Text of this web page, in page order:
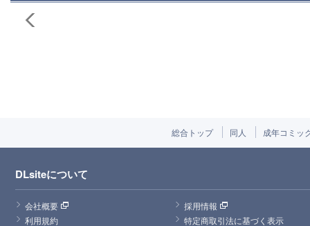
総合トップ 同人 成年コミッ
DLsiteについて
会社概要
採用情報
利用規約
特定商取引法に基づく表示